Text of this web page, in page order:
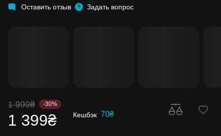
Оставить отзыв Задать вопрос
1 999₴ -30%
1 399₴ Кешбэк 70₴